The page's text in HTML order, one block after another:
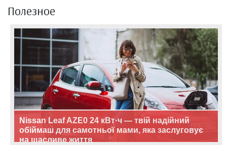
Полезное
Nissan Leaf AZE0 24 кВт·ч — твій надійний
обіймаш для самотньої мами, яка заслуговує
на щасливе життя